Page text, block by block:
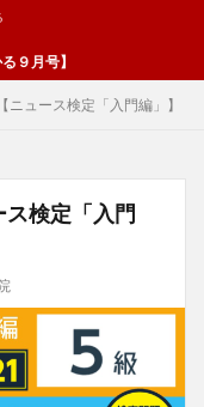
ニュース検定「入門編」】
ス検定「入門